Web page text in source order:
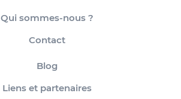
Qui sommes-nous ?
Contact
Blog
Liens et partenaires